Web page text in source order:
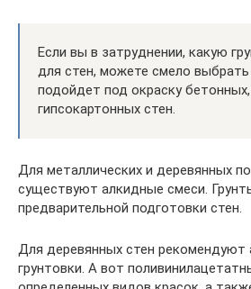
Если вы в затруднении, какую
для стен, можете смело
подойдет под окраску
гипсокартонных стен.
Для металлических и деревянных
существуют алкидные смеси.
предварительной подготовки стен.
Для деревянных стен
грунтовки. А вот